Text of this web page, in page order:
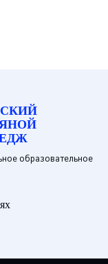
образовательное